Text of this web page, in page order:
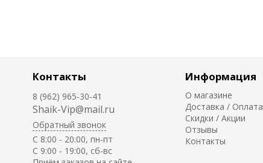
Контакты
8 (962) 965-30-41
Shaik-Vip@mail.ru
Обратный звонок
C 8:00 - 20:00, пн-пт
С 9:00 - 19:00, сб-вс
Информация
О магазине
Доставка / Оплата
Скидки / Акции
Отзывы
Контакты